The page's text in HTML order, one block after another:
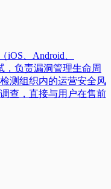
iOS、Android、
，负责漏洞管理生命周
测组织内的运营安全风
查，直接与用户在售前